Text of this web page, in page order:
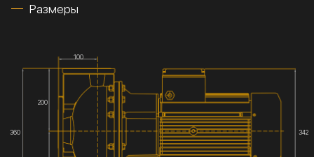
Размеры
100
360
200
342